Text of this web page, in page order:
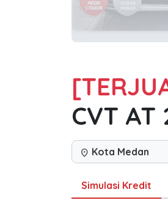
CVT AT
location_on Kota Medan
Simulasi Kredit